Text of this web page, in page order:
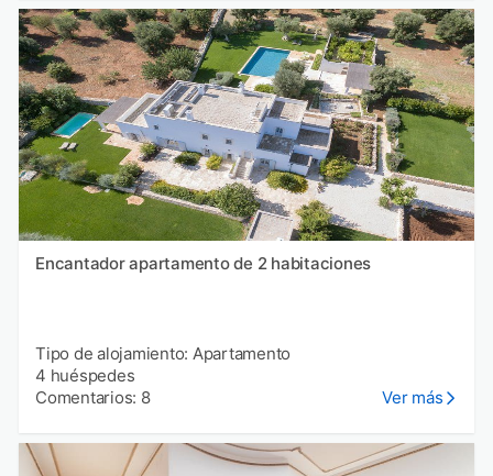
Encantador apartamento de 2 habitaciones
Tipo de alojamiento: Apartamento
4 huéspedes
Comentarios: 8
Ver más